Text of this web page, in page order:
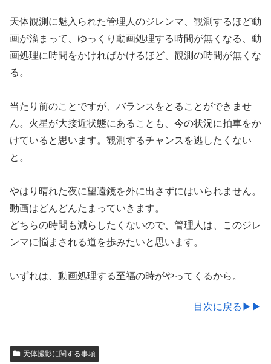
天体観測に魅入られた管理人のジレンマ、観測するほど動
画が溜まって、ゆっくり動画処理する時間が無くなる、動
画処理に時間をかければかけるほど、観測の時間が無くな
る。
当たり前のことですが、バランスをとることができませ
ん。火星が大接近状態にあることも、今の状況に拍車をか
けていると思います。観測するチャンスを逃したくない
と。
やはり晴れた夜に望遠鏡を外に出さずにはいられません。
動画はどんどんたまっていきます。
どちらの時間も減らしたくないので、管理人は、このジレ
ンマに悩まされる道を歩みたいと思います。
いずれは、動画処理する至福の時がやってくるから。
目次に戻る▶▶
天体撮影に関する事項